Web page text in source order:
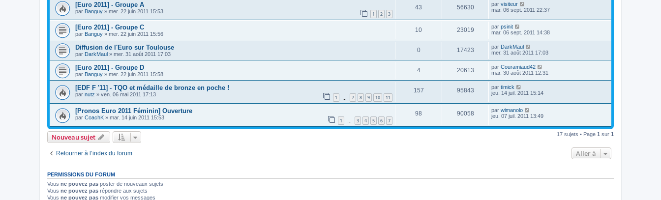
[Euro 2011] - Groupe A
par Banguy » mer. 22 juin 2011 15:53 1 2 3
43 56630 par visiteur
mar. 06 sept. 2011 22:37
[Euro 2011] - Groupe C
par Banguy » mer. 22 juin 2011 15:56
10 23019 par psinit
mar. 06 sept. 2011 14:38
Diffusion de l'Euro sur Toulouse
par DarkMaul » mer. 31 août 2011 17:03
0 17423 par DarkMaul
mer. 31 août 2011 17:03
[Euro 2011] - Groupe D
par Banguy » mer. 22 juin 2011 15:58
4 20613 par Couramiaud42
mar. 30 août 2011 12:31
[EDF F '11] - TQO et médaille de bronze en poche !
par nutz » ven. 06 mai 2011 17:13 1 7 8 9 10 11
157 95843 par timick
jeu. 14 juil. 2011 15:14
[Pronos Euro 2011 Féminin] Ouverture
par CoachK » mar. 14 juin 2011 15:53 1 … 3 4 5 6 7
98 90058 par wimanolo
jeu. 07 juil. 2011 13:49
Nouveau sujet 17 sujets • Page 1 sur 1
Retourner à l’index du forum Aller à
PERMISSIONS DU FORUM
Vous ne pouvez pas poster de nouveaux sujets
Vous ne pouvez pas répondre aux sujets
Vous ne pouvez pas modifier vos messages